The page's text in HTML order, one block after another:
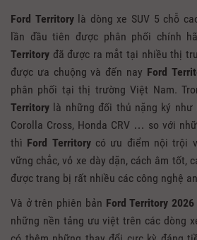
Ford Territorylà dòng xe SUV 5 chỗ
lần đầu tiên được phân phối chính
Territory đã được ra mắt tại nhiều thị
được ưa chuộng và đến nay Ford
phân phối tại thị trường Việt Nam.
Territory là những đối thủ nặng ký như
Corolla Cross, Honda CRV … so với
thì Ford Territorycó ưu điểm nội trội
vững chắc, vỏ xe dày dặn, cách âm tốt,
được trang bị rất nhiều các công nghệ
Và ở trên phiên bản Ford Territory 2026
những nền tảng ưu việt trên các dòng